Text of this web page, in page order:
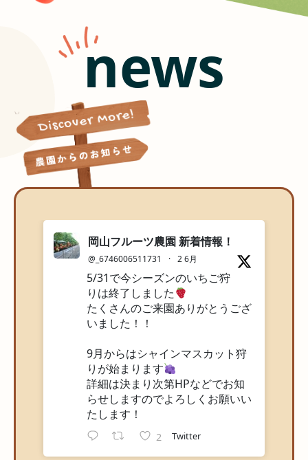
news
岡山フルーツ農園 新着情報！
@_6746006511731 · 2 6月
5/31で今シーズンのいちご狩
りは終了しました
たくさんのご来園ありがとうござ
いました！！
9月からはシャインマスカット狩
りが始まります
詳細は決まり次第HPなどでお知
らせしますのでよろしくお願いい
たします！
2 Twitter